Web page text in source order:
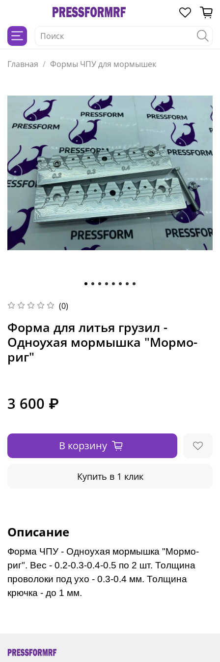
Главная Формы ЧПУ для мормышек
(0)
Форма для литья грузил -
Одноухая мормышка "Мормо-
риг"
3 600 ₽
В корзину
Купить в 1 клик
Описание
Форма ЧПУ - Одноухая мормышка "Мормо-
риг". Вес - 0.2-0.3-0.4-0.5 по 2 шт. Толщина
проволоки под ухо - 0.3-0.4 мм. Толщина
крючка - до 1 мм.